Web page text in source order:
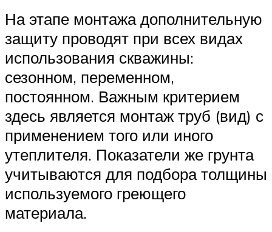
На этапе монтажа дополнительную
защиту проводят при всех видах
использования скважины:
сезонном, переменном,
постоянном. Важным критерием
здесь является монтаж труб (вид) с
применением того или иного
утеплителя. Показатели же грунта
учитываются для подбора толщины
используемого греющего
материала.